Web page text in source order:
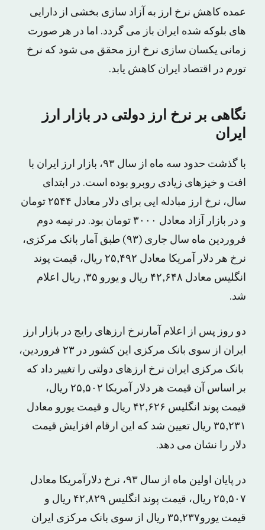
عمده کاهش نرخ ارز به آزاد سازی بخشی از دارایی
های بلوکه شده ایران باز می گردد. اما در هر صورت
زمانی یکسان سازی نرخ ارز محقق می شود که نرخ
تورم در اقتصاد ایران کاهش یابد.
نگاهی بر نرخ ارز دولتی در بازار ارز
ایران
با گذشت حدود سه ماه از سال ۹۳، بازار ارز ایران با
افت و خیزهای زیادی روبرو بوده است. در ابتدای
سال، نرخ ارز مبادله ایی برای دلار معادل ۲۵۴۴ تومان
و در بازار آزاد معادل ۳۰۰۰ تومان بود. در نیمه دوم
فروردین ماه سال جاری (۹۳) طبق آمار بانک مرکزی،
نرخ هر دلار آمریکا معادل ۲۵,۴۹۲ ریال، قیمت پوند
انگلیس معادل ۴۲,۶۴۸ ریال و یورو ۳۵, ریال اعلام
شد.
دو روز پس از اعلام آمارنرخ ارزهای رایج در بازار ارز
ایران از سوی بانک مرکزی این کشور در ۲۳ فروردین،
بانک مرکزی ایران نرخ ارزهای دولتی را تغییر داد که
بر اساس آن قیمت هر دلار آمریکا ۲۵,۵۰۲ ریال،
قیمت پوند انگلیس ۴۲,۶۲۶ ریال و قیمت یورو معادل
۳۵,۲۳۱ ریال تعیین شد که این ارقام افزایش قیمت
دلار را نشان می دهد.
در پایان اولین ماه از سال ۹۳، نرخ دلارآمریکا معادل
۲۵,۵۰۷ ریال، قیمت پوند انگلیس ۴۲,۸۲۹ ریال و
قیمت یورو۳۵,۲۳۷ ریال از سوی بانک مرکزی ایران